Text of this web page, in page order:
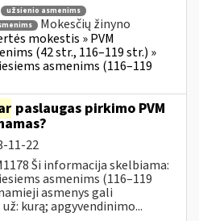
užsienio asmenims
Mokesčių žinyno
mokestis » PVM
(42 str., 116–119 str.) »
asmenims (116–119
paslaugas pirkimo PVM
11-22
Ši informacija skelbiama:
asmenims (116–119
asmenys gali
kurą; apgyvendinimo...